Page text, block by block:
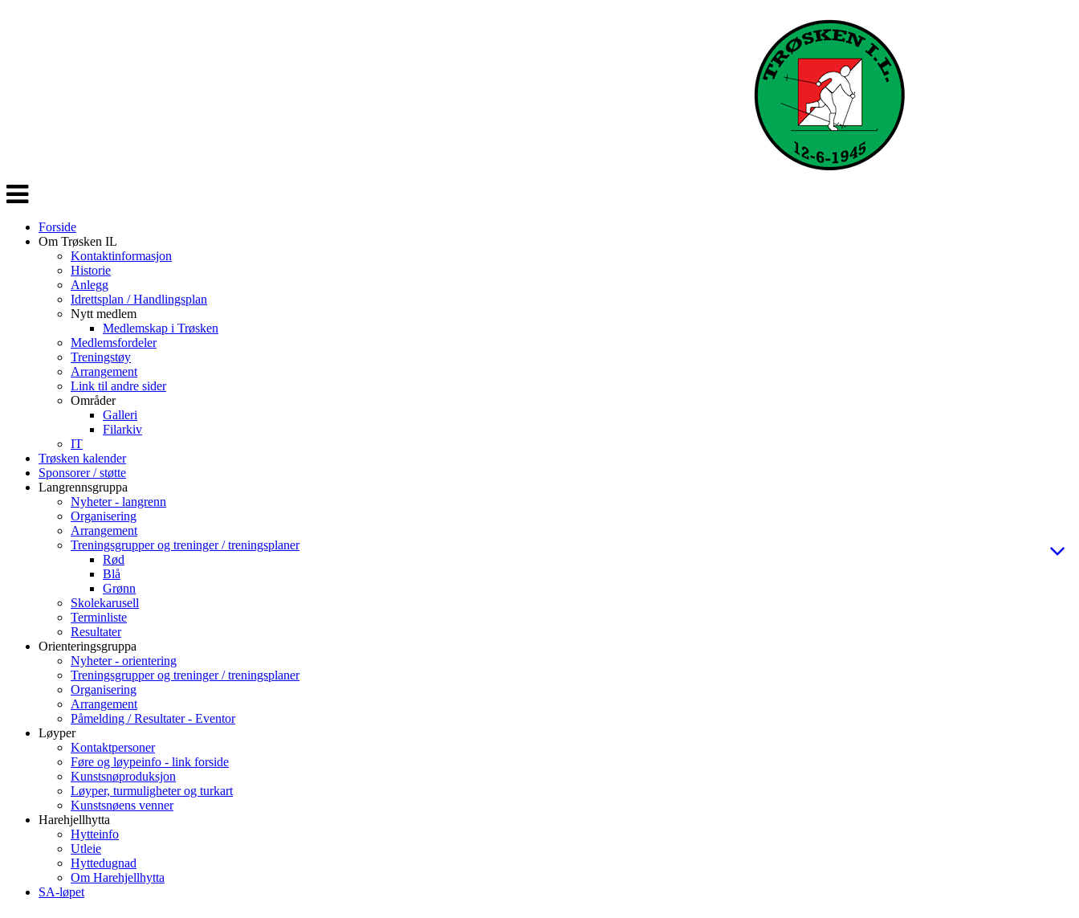
Veksle
navigasjon
Forside
Om Trøsken IL
Kontaktinformasjon
Historie
Anlegg
Idrettsplan / Handlingsplan
Nytt medlem
Medlemskap i Trøsken
Medlemsfordeler
Treningstøy
Arrangement
Link til andre sider
Områder
Galleri
Filarkiv
IT
Trøsken kalender
Sponsorer / støtte
Langrennsgruppa
Nyheter - langrenn
Organisering
Arrangement
Treningsgrupper og treninger / treningsplaner
Rød
Blå
Grønn
Skolekarusell
Terminliste
Resultater
Orienteringsgruppa
Nyheter - orientering
Treningsgrupper og treninger / treningsplaner
Organisering
Arrangement
Påmelding / Resultater - Eventor
Løyper
Kontaktpersoner
Føre og løypeinfo - link forside
Kunstsnøproduksjon
Løyper, turmuligheter og turkart
Kunstsnøens venner
Harehjellhytta
Hytteinfo
Utleie
Hyttedugnad
Om Harehjellhytta
SA-løpet